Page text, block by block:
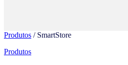
Produtos / SmartStore
Produtos